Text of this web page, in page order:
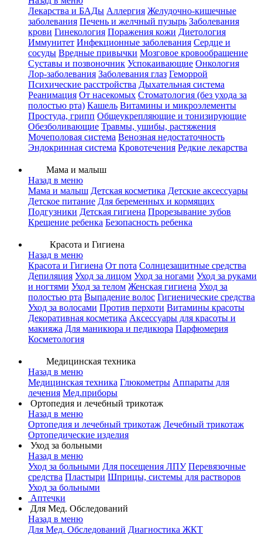
Лекарства и БАДы Аллергия Желудочно-кишечные
заболевания Печень и желчный пузырь Заболевания
крови Гинекология Поражения кожи Диетология
Иммунитет Инфекционные заболевания Сердце и
сосуды Вредные привычки Мозговое кровообращение
Суставы и позвоночник Успокаивающие Онкология
Лор-заболевания Заболевания глаз Геморрой
Психические расстройства Дыхательная система
Реанимация От насекомых Стоматология (без ухода за
полостью рта) Кашель Витамины и микроэлементы
Простуда, грипп Общеукрепляющие и тонизирующие
Обезболивающие Травмы, ушибы, растяжения
Мочеполовая система Венозная недостаточность
Эндокринная система Кровотечения Редкие лекарства
Мама и малыш
Назад в меню
Мама и малыш Детская косметика Детские аксессуары
Детское питание Для беременных и кормящих
Подгузники Детская гигиена Прорезывание зубов
Крещение ребенка Безопасность ребенка
Красота и Гигиена
Назад в меню
Красота и Гигиена От пота Солнцезащитные средства
Депиляция Уход за лицом Уход за ногами Уход за руками
и ногтями Уход за телом Женская гигиена Уход за
полостью рта Выпадение волос Гигиенические средства
Уход за волосами Против перхоти Витамины красоты
Декоративная косметика Аксессуары для красоты и
макияжа Для маникюра и педикюра Парфюмерия
Косметология
Медицинская техника
Назад в меню
Медицинская техника Глюкометры Аппараты для
лечения Мед.приборы
Ортопедия и лечебный трикотаж
Назад в меню
Ортопедия и лечебный трикотаж Лечебный трикотаж
Ортопедические изделия
Уход за больными
Назад в меню
Уход за больными Для посещения ЛПУ Перевязочные
средства Пластыри Шприцы, системы для растворов
Уход за больными
Аптечки
Для Мед. Обследований
Назад в меню
Для Мед. Обследований Диагностика ЖКТ